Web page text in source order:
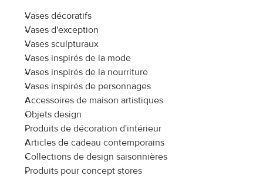
Vases décoratifs
Vases d'exception
Vases sculpturaux
Vases inspirés de la mode
Vases inspirés de la nourriture
Vases inspirés de personnages
Accessoires de maison artistiques
Objets design
Produits de décoration d'intérieur
Articles de cadeau contemporains
Collections de design saisonnières
Produits pour concept stores